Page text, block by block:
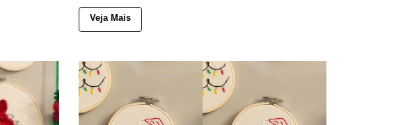
Veja Mais